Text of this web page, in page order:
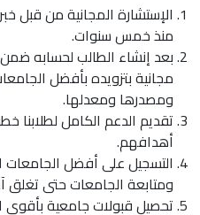
الإستشارة المجانية من قبل
منذ خمس سنوات.
بعد إنشاء الطالب لحسابه
مجانية بتزويده بأفضل
ومصدرها ومعدلها.
تقديم الدعم الكامل
أهدافهم.
التسجيل على أفضل الجامعات
ومتابعة الجامعات حتى تغلق
تحصيل قبولات جامعية بأقوى